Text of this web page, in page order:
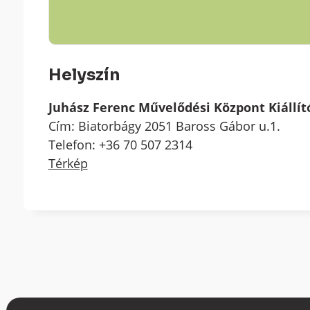
Helyszín
Juhász Ferenc Művelődési Központ
Cím: Biatorbágy 2051 Baross Gábor u.1.
Telefon: +36 70 507 2314
Térkép